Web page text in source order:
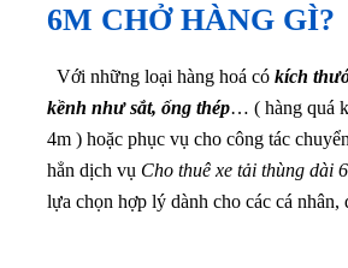
6M CHỞ HÀNG GÌ?
Với những loại hàng hoá có kích
kềnh như sắt, ống thép… ( hàng quá
4m ) hoặc phục vụ cho công tác
hẳn dịch vụ Cho thuê xe tải thùng dài
lựa chọn hợp lý dành cho các cá nhân,